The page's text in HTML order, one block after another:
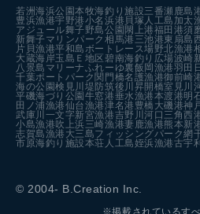
若洲海浜公園本牧海釣り施設三番瀬 鹿島
豊浜漁港宇野港小名浜港 貝塚人工島 加太
アジュール舞子野島公園 閖上港福田港須
新舞子マリンパーク 相馬港 三池港東扇島
片貝漁港平和島ボートレース場野北漁港
大蔵海岸玉島Ｅ地区 碧南海釣り広場波崎
八景島マリーナふれーゆ裏飯岡漁港羽田
千葉ポートパーク 関門橋名護漁港御前崎
海の公園検見川堤防筑後川昇開橋室見川
平磯海づり公園 牛窓港垂水漁港本渡港明
田ノ浦漁港仙台漁港津名港 豊橋 大磯港神
武庫川一文字新宮漁港吉野川河口 三角西
小島漁港吹上浜三崎漁港妻鹿漁港熊本新
志賀島漁港 大三島フィッシングパーク網
市原海釣り施設本荘人工島姪浜漁港古宇
© 2004- B.Creation Inc.